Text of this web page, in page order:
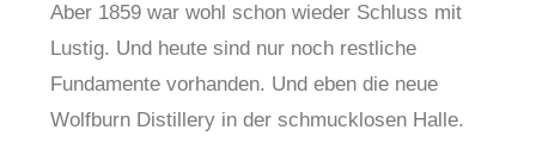
Aber 1859 war wohl schon wieder Schluss mit
Lustig. Und heute sind nur noch restliche
Fundamente vorhanden. Und eben die neue
Wolfburn Distillery in der schmucklosen Halle.